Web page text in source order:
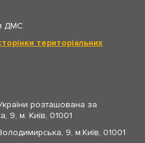
ДМС
територіальних
розташована за
9, м. Київ, 01001
9, м.Київ, 01001